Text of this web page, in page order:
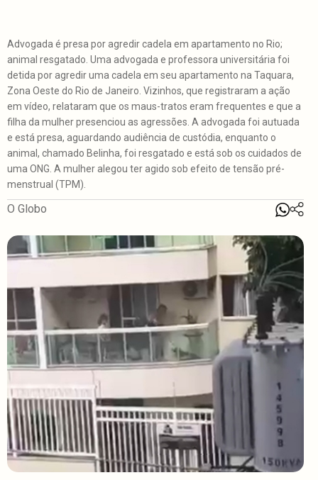
Advogada é presa por agredir cadela em apartamento no Rio;
animal resgatado. Uma advogada e professora universitária foi
detida por agredir uma cadela em seu apartamento na Taquara,
Zona Oeste do Rio de Janeiro. Vizinhos, que registraram a ação
em vídeo, relataram que os maus-tratos eram frequentes e que a
filha da mulher presenciou as agressões. A advogada foi autuada
e está presa, aguardando audiência de custódia, enquanto o
animal, chamado Belinha, foi resgatado e está sob os cuidados de
uma ONG. A mulher alegou ter agido sob efeito de tensão pré-
menstrual (TPM).
O Globo